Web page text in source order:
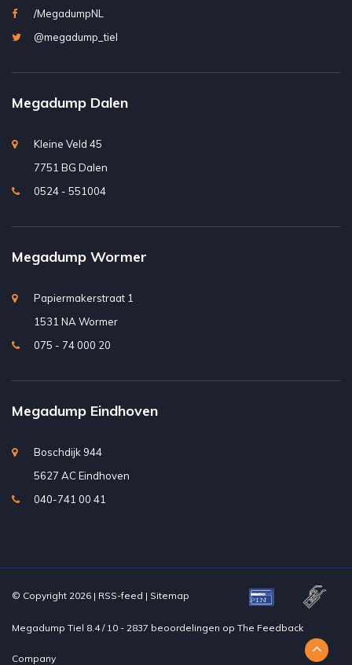
/MegadumpNL
@megadump_tiel
Megadump Dalen
Kleine Veld 45
7751 BG Dalen
0524 - 551004
Megadump Wormer
Papiermakerstraat 1
1531 NA Wormer
075 - 74 000 20
Megadump Eindhoven
Boschdijk 944
5627 AC Eindhoven
040-741 00 41
© Copyright 2026 | RSS-feed | Sitemap
Megadump Tiel 8.4/ 10 - 2837 beoordelingen op The Feedback
Company